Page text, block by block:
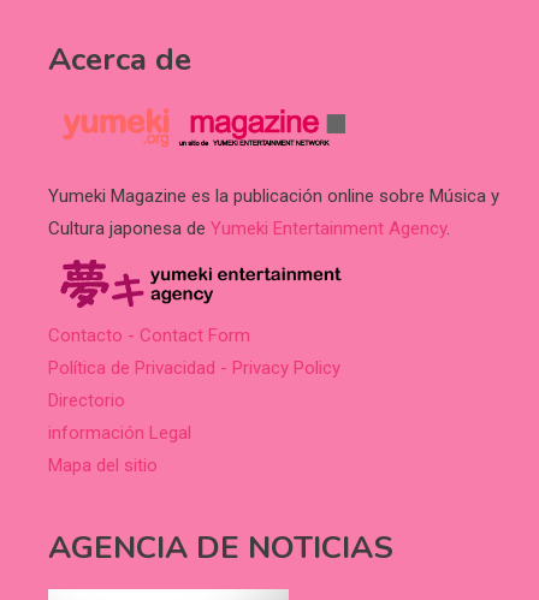
Acerca de
Yumeki Magazine es la publicación online sobre Música y
Cultura japonesa de Yumeki Entertainment Agency.
Contacto - Contact Form
Política de Privacidad - Privacy Policy
Directorio
información Legal
Mapa del sitio
AGENCIA DE NOTICIAS